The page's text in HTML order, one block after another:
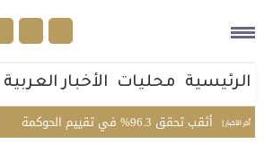
الرئيسية محليات الأخبار العربية
أخر الأخبار |
96.3% في تقييم الحوكمة